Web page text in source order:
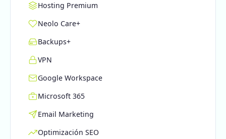
Hosting Premium
Neolo Care+
Backups+
VPN
Google Workspace
Microsoft 365
Email Marketing
Optimización SEO